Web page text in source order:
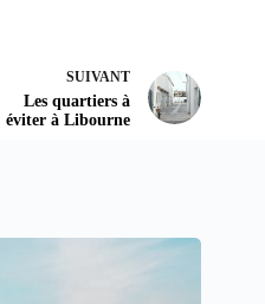
SUIVANT
Les quartiers à
éviter à Libourne